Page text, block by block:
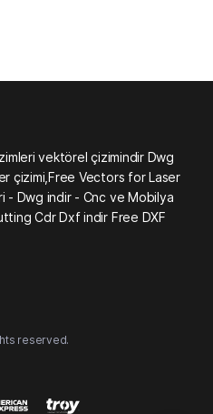
vektörel çizimindir Dwg
çizimi,Free Vectors for Laser
- Dwg indir - Cnc ve Mobilya
Cdr Dxf indir Free DXF
reserved.